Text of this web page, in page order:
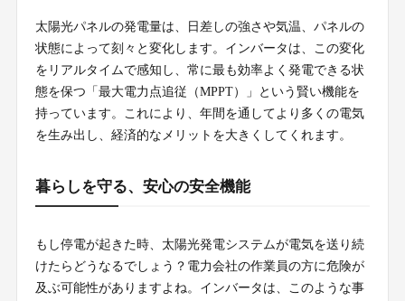
太陽光パネルの発電量は、日差しの強さや気温、パネルの
状態によって刻々と変化します。インバータは、この変化
をリアルタイムで感知し、常に最も効率よく発電できる状
態を保つ「最大電力点追従（MPPT）」という賢い機能を
持っています。これにより、年間を通してより多くの電気
を生み出し、経済的なメリットを大きくしてくれます。
暮らしを守る、安心の安全機能
もし停電が起きた時、太陽光発電システムが電気を送り続
けたらどうなるでしょう？電力会社の作業員の方に危険が
及ぶ可能性がありますよね。インバータは、このような事